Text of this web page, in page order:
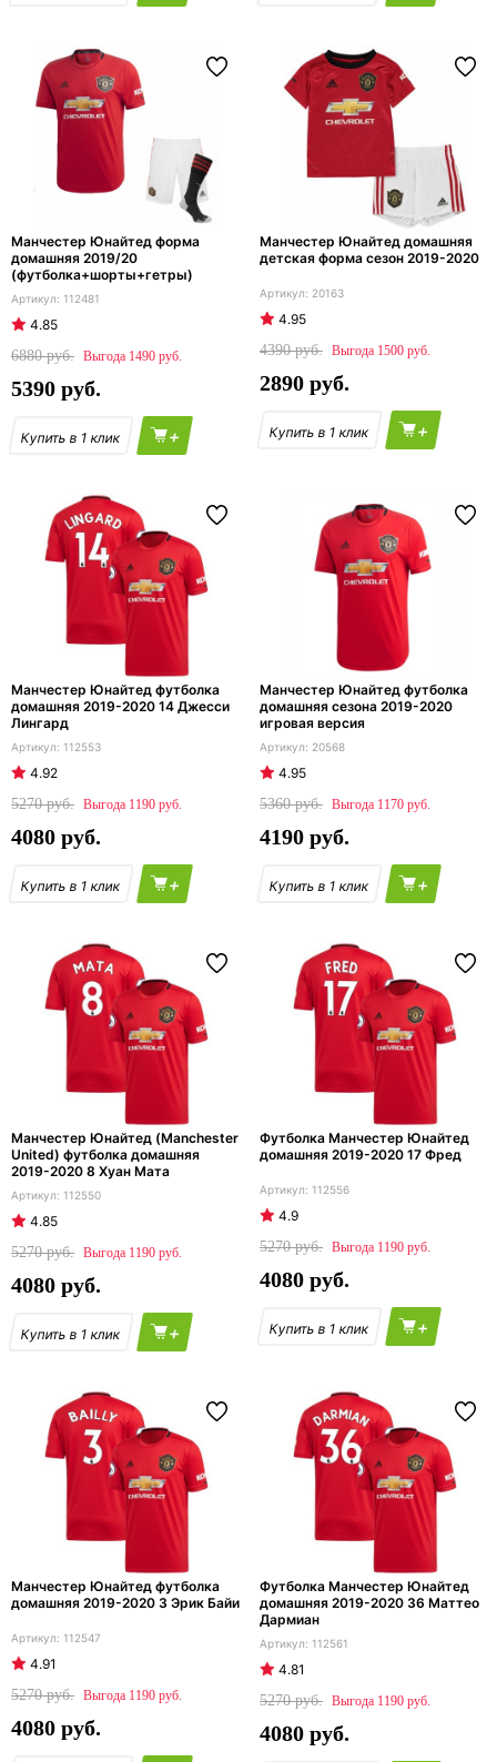
Манчестер Юнайтед форма
домашняя 2019/20
(футболка+шорты+гетры)
112481
4.85
6880
1490
5390
+
Манчестер Юнайтед домашняя
детская форма сезон 2019-2020
20163
4.95
4390
1500
2890
+
Манчестер Юнайтед футболка
домашняя 2019-2020 14 Джесси
Лингард
112553
4.92
5270
1190
4080
+
Манчестер Юнайтед футболка
домашняя сезона 2019-2020
игровая версия
20568
4.95
5360
1170
4190
+
Манчестер Юнайтед (Manchester
United) футболка домашняя
2019-2020 8 Хуан Мата
112550
4.85
5270
1190
4080
+
Футболка Манчестер Юнайтед
домашняя 2019-2020 17 Фред
112556
4.9
5270
1190
4080
+
Манчестер Юнайтед футболка
домашняя 2019-2020 3 Эрик Байи
112547
4.91
5270
1190
4080
Футболка Манчестер Юнайтед
домашняя 2019-2020 36 Маттео
Дармиан
112561
4.81
5270
1190
4080